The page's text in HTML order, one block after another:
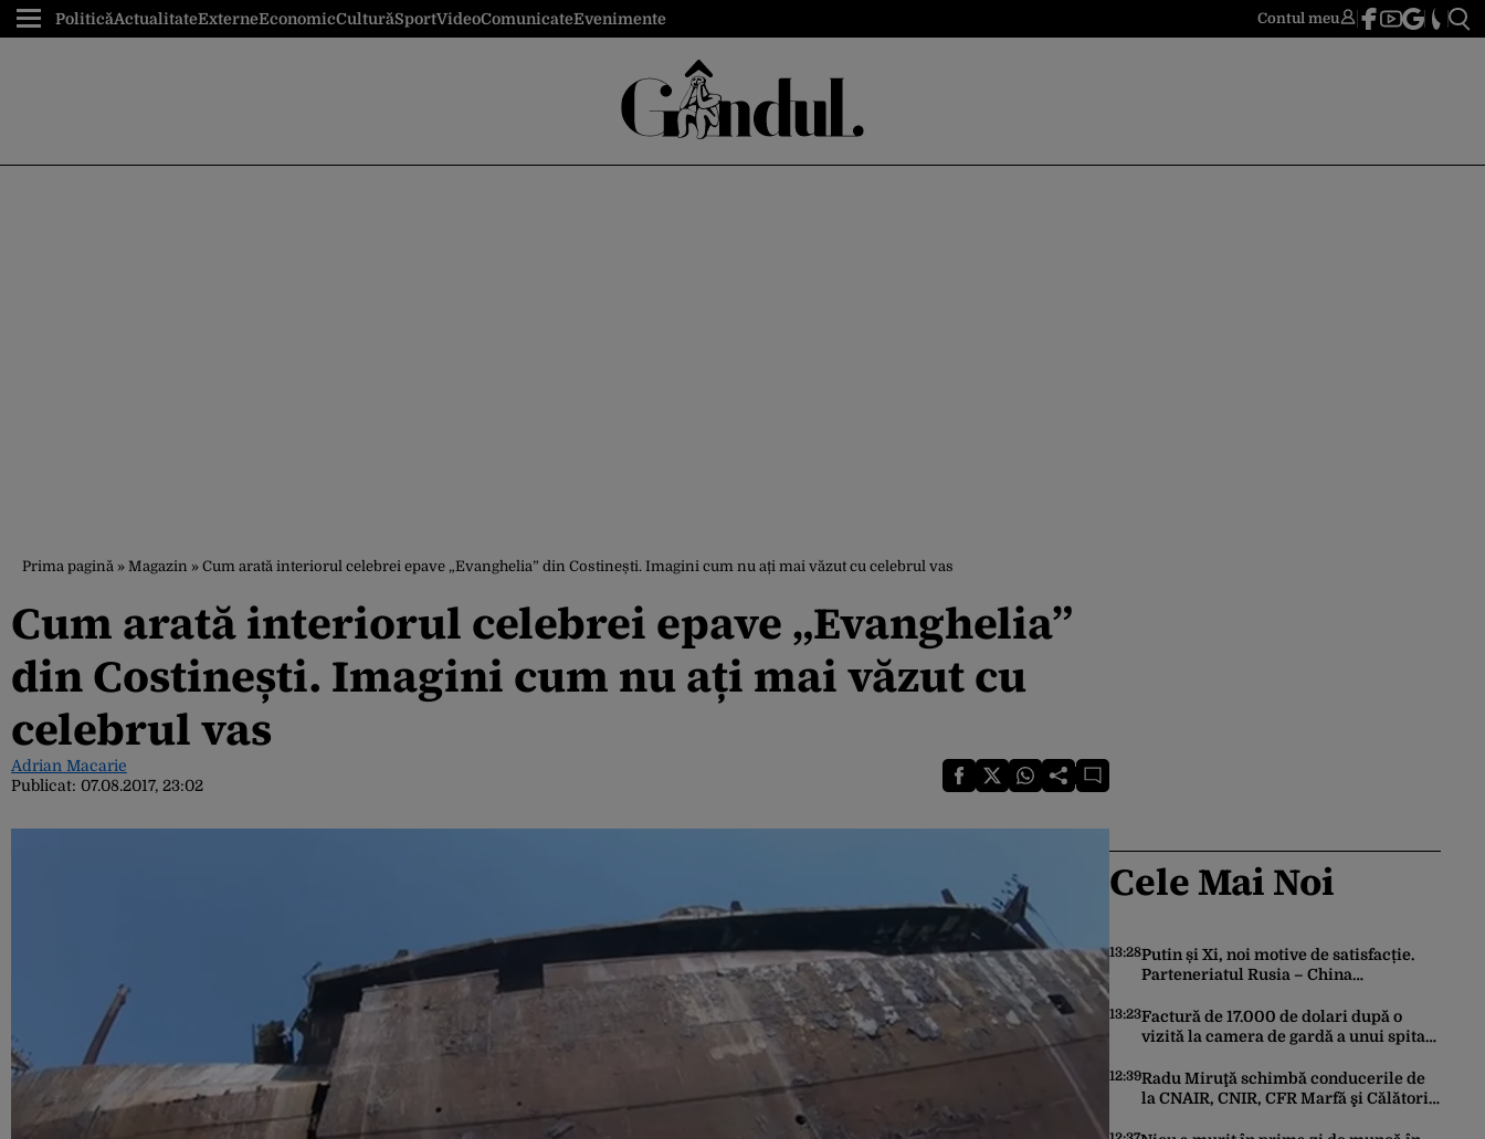
PoliticăActualitateExterneEconomicCulturăSportVideoComunicateEvenimente Contul meu
Prima pagină » Magazin » Cum arată interiorul celebrei epave „Evanghelia” din Costinești. Imagini cum nu ați mai văzut cu celebrul vas
Cum arată interiorul celebrei epave „Evanghelia”
din Costinești. Imagini cum nu ați mai văzut cu
celebrul vas
Adrian Macarie
Publicat: 07.08.2017, 23:02
Cele Mai Noi
13:28Putin și Xi, noi motive de satisfacție.
Parteneriatul Rusia – China
schimburile comerciale ating niveluri
record
13:23Factură de 17.000 de dolari după o
vizită la camera de gardă a unui spital
româncă
12:39Radu Miruţă schimbă conducerile de
la CNAIR, CNIR, CFR Marfă şi Călători